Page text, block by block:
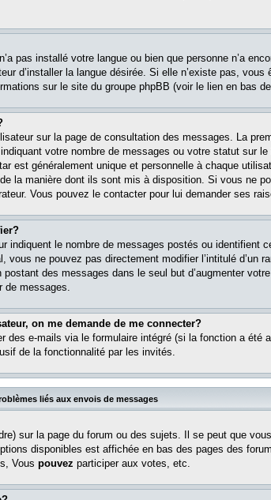
pas installé votre langue ou bien que personne n’a
d’installer la langue désirée. Si elle n’existe pas, vous
sur le site du groupe phpBB (voir le lien en bas
sur la page de consultation des messages. La
votre nombre de messages ou votre statut sur
est généralement unique et personnelle à chaque
la manière dont ils sont mis à disposition. Si vous ne
Vous pouvez le contacter pour lui demander ses
indiquent le nombre de messages postés ou identifient
ne pouvez pas directement modifier l’intitulé d’un
des messages dans le seul but d’augmenter
de messages.
on me demande de me connecter?
des e-mails via le formulaire intégré (si la fonction a été
de la fonctionnalité par les invités.
liés aux envois de messages
sur la page du forum ou des sujets. Il se peut que
disponibles est affichée en bas des pages des
Vous pouvez participer aux votes, etc.